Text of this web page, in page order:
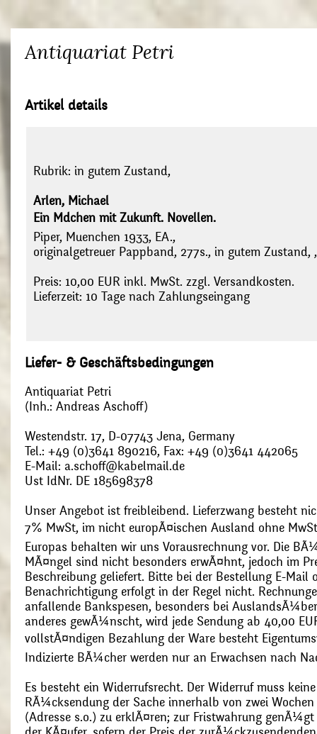
Antiquariat Petri
Artikel details
Rubrik: in gutem Zustand,
Arlen, Michael
Ein Mdchen mit Zukunft. Novellen.
Piper, Muenchen 1933, EA.,
originalgetreuer Pappband, 277s., in gutem Zustand,
Preis: 10,00 EUR inkl. MwSt. zzgl. Versandkosten.
Lieferzeit: 10 Tage nach Zahlungseingang
Liefer- & Geschäftsbedingungen
Antiquariat Petri
(Inh.: Andreas Aschoff)
Westendstr. 17, D-07743 Jena, Germany
Tel.: +49 (0)3641 890216, Fax: +49 (0)3641 442065
E-Mail: a.schoff@kabelmail.de
Ust IdNr. DE 185698378
Unser Angebot ist freibleibend. Lieferzwang besteht
7% MwSt, im nicht europÃ¤ischen Ausland ohne
Europas behalten wir uns Vorausrechnung vor. Die
MÃ¤ngel sind nicht besonders erwÃ¤hnt, jedoch im
Beschreibung geliefert. Bitte bei der Bestellung E-Mail
Benachrichtigung erfolgt in der Regel nicht.
anfallende Bankspesen, besonders bei
anderes gewÃ¼nscht, wird jede Sendung ab 40,00
vollstÃ¤ndigen Bezahlung der Ware besteht
Indizierte BÃ¼cher werden nur an Erwachsen nach
Es besteht ein Widerrufsrecht. Der Widerruf muss
RÃ¼cksendung der Sache innerhalb von zwei
(Adresse s.o.) zu erklÃ¤ren; zur Fristwahrung